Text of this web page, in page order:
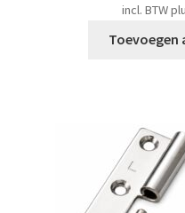
incl. BTW
Toevoegen